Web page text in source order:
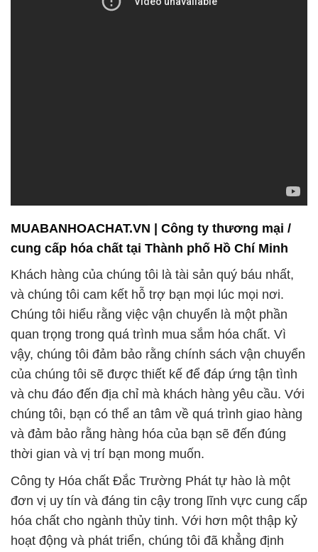
MUABANHOACHAT.VN | Công ty thương mại /
cung cấp hóa chất tại Thành phố Hồ Chí Minh
Khách hàng của chúng tôi là tài sản quý báu nhất,
và chúng tôi cam kết hỗ trợ bạn mọi lúc mọi nơi.
Chúng tôi hiểu rằng việc vận chuyển là một phần
quan trọng trong quá trình mua sắm hóa chất. Vì
vậy, chúng tôi đảm bảo rằng chính sách vận chuyển
của chúng tôi sẽ được thiết kế để đáp ứng tận tình
và chu đáo đến địa chỉ mà khách hàng yêu cầu. Với
chúng tôi, bạn có thể an tâm về quá trình giao hàng
và đảm bảo rằng hàng hóa của bạn sẽ đến đúng
thời gian và vị trí bạn mong muốn.
Công ty Hóa chất Đắc Trường Phát tự hào là một
đơn vị uy tín và đáng tin cậy trong lĩnh vực cung cấp
hóa chất cho ngành thủy tinh. Với hơn một thập kỷ
hoạt động và phát triển, chúng tôi đã khẳng định